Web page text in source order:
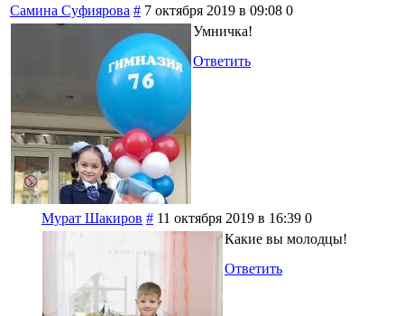
Самина Суфиярова # 7 октября 2019 в 09:08 0
Умничка!
Ответить
Мурат Шакиров # 11 октября 2019 в 16:39 0
Какие вы молодцы!
Ответить